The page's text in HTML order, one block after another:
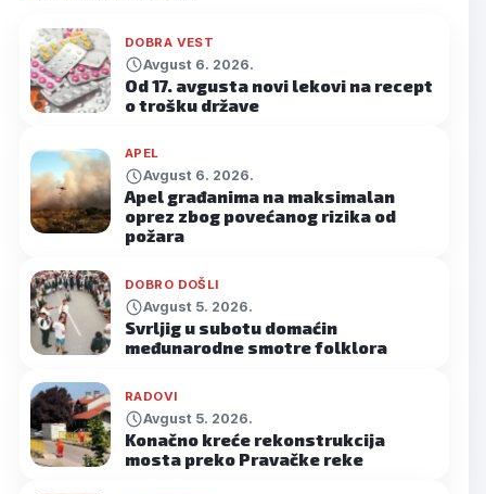
DOBRA VEST
Avgust 6. 2026.
Od 17. avgusta novi lekovi na recept
o trošku države
APEL
Avgust 6. 2026.
Apel građanima na maksimalan
oprez zbog povećanog rizika od
požara
DOBRO DOŠLI
Avgust 5. 2026.
Svrljig u subotu domaćin
međunarodne smotre folklora
RADOVI
Avgust 5. 2026.
Konačno kreće rekonstrukcija
mosta preko Pravačke reke